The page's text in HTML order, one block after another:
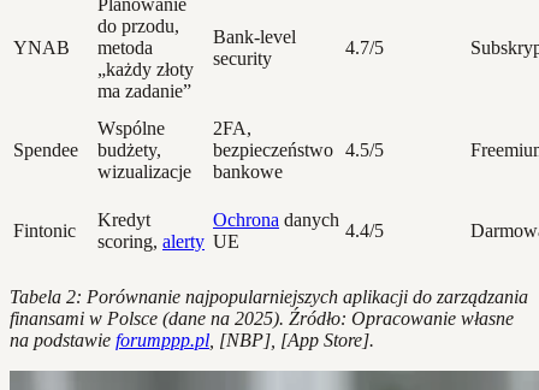
YNAB
Planowanie
do przodu,
metoda
„każdy złoty
ma zadanie”
Bank-level
security
4.7/5
Spendee
Wspólne
budżety,
wizualizacje
2FA,
bezpieczeństwo
bankowe
4.5/5
Fintonic
Kredyt
scoring, alerty
Ochrona danych
UE
4.4/5
Tabela 2: Porównanie najpopularniejszych aplikacji do zarządzania
finansami w Polsce (dane na 2025). Źródło: Opracowanie własne
na podstawie forumppp.pl , [NBP], [App Store].